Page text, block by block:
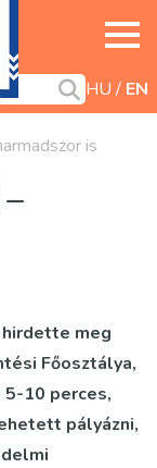
HU EN
is
meg
Főosztálya,
5-10 perces,
pályázni,